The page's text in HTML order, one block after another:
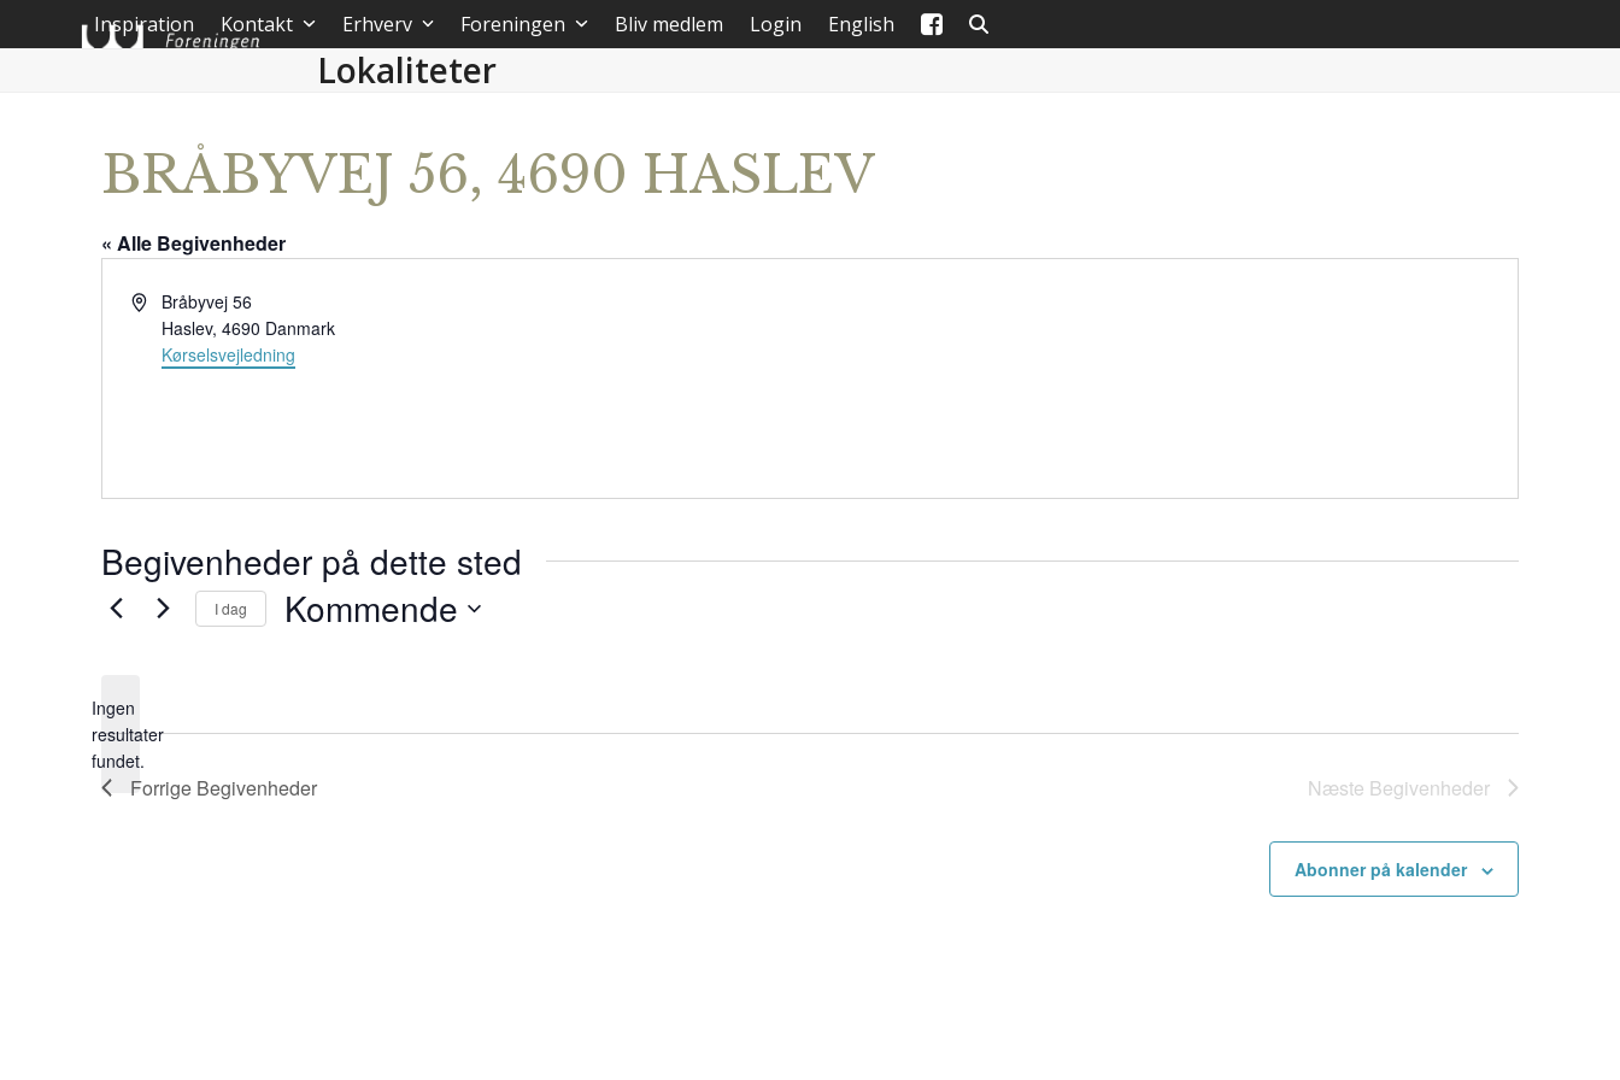
to
Inspiration Kontakt Erhverv Foreningen Bliv medlem Login English
Lokaliteter
BRÅBYVEJ 56, 4690 HASLEV
« Alle Begivenheder
AdresseBråbyvej 56
Haslev, 4690 Danmark
Kørselsvejledning
Begivenheder på dette sted
Notice
Ingen
resultater
fundet.
I dag Kommende
Forrige Begivenheder Næste Begivenheder
Abonner på kalender